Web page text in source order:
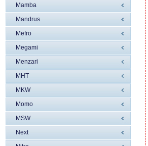
Mamba
Mandrus
Mefro
Megami
Menzari
MHT
MKW
Momo
MSW
Next